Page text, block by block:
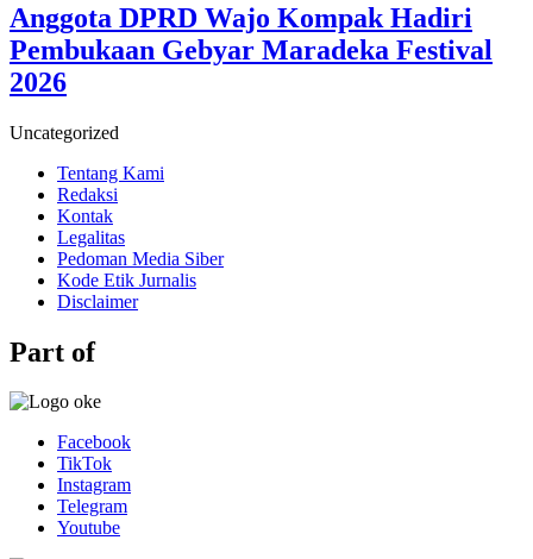
Anggota DPRD Wajo Kompak Hadiri
Pembukaan Gebyar Maradeka Festival
2026
Uncategorized
Tentang Kami
Redaksi
Kontak
Legalitas
Pedoman Media Siber
Kode Etik Jurnalis
Disclaimer
Part of
Facebook
TikTok
Instagram
Telegram
Youtube